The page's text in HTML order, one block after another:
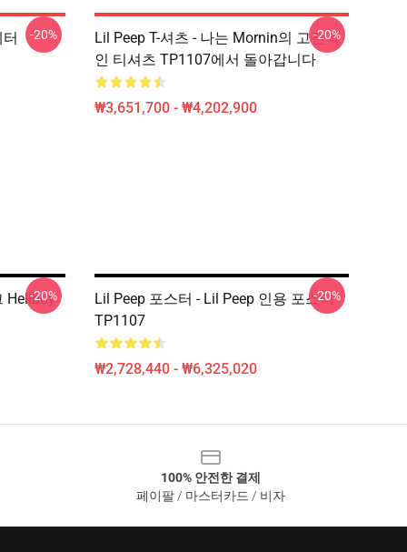
-20%
Lil Peep T-셔츠 - 나는 Mornin의 고전적
인 티셔츠 TP1107에서 돌아갑니다
₩3,651,700 - ₩4,202,900
-20%
Hellboy
-20%
Lil Peep 포스터 - Lil Peep 인용 포스터
TP1107
₩2,728,440 - ₩6,325,020
-20%
100% 안전한 결제
페이팔 / 마스터카드 / 비자